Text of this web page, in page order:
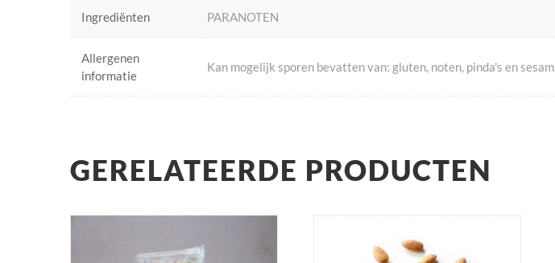
Ingrediënten PARANOTEN
Allergenen
informatie
Kan mogelijk sporen bevatten van: gluten, noten, pinda's en sesam.
GERELATEERDE PRODUCTEN